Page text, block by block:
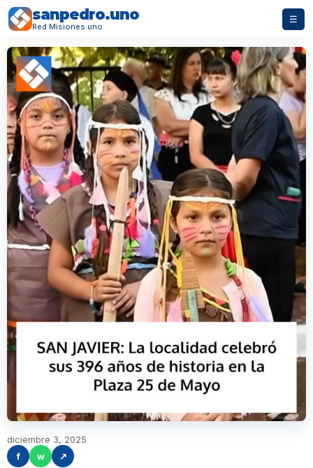
sanpedro.uno
Red Misiones.uno
☰
diciembre 3, 2025
f
w ↗